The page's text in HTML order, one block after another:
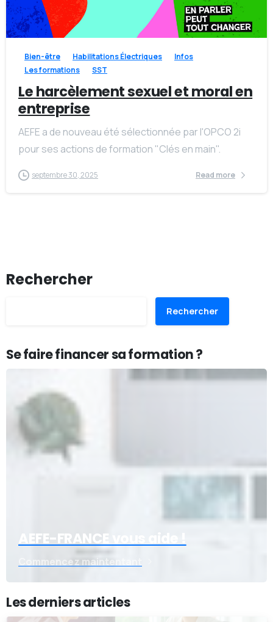
-
Bien-être Habilitations Électriques
Infos
Les formations
SST
Le harcèlement sexuel et moral en
entreprise
AEFE a de nouveau été sélectionnée par l'OPCO 2i
pour ses actions de formation "Clés en main".
septembre 30, 2025 Read more
Rechercher
Rechercher
Se faire financer sa formation ?
AEFE-FRANCE vous aide !
Commencez maintentant
Les derniers articles